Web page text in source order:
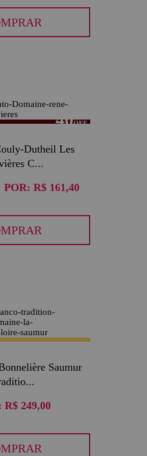
40
Dutheil Les
C...
POR: R$ 161,40
Saumur
R$ 249,00